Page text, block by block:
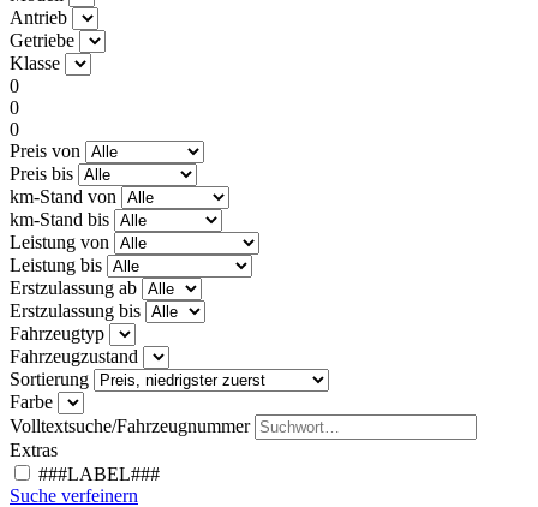
Antrieb
Getriebe
Klasse
0
0
0
Preis von
Preis bis
km-Stand von
km-Stand bis
Leistung von
Leistung bis
Erstzulassung ab
Erstzulassung bis
Fahrzeugtyp
Fahrzeugzustand
Sortierung
Farbe
Volltextsuche/Fahrzeugnummer
Extras
###LABEL###
Suche verfeinern